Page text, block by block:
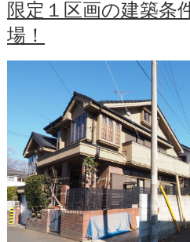
限定１区画の建築条
場！